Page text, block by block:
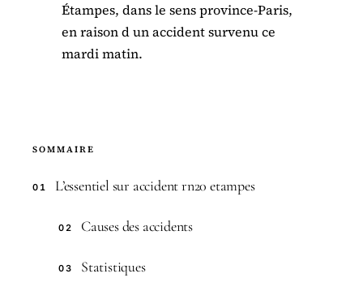
Étampes, dans le sens province-Paris,
en raison d un accident survenu ce
mardi matin.
SOMMAIRE
01 L’essentiel sur accident rn20 etampes
02 Causes des accidents
03 Statistiques